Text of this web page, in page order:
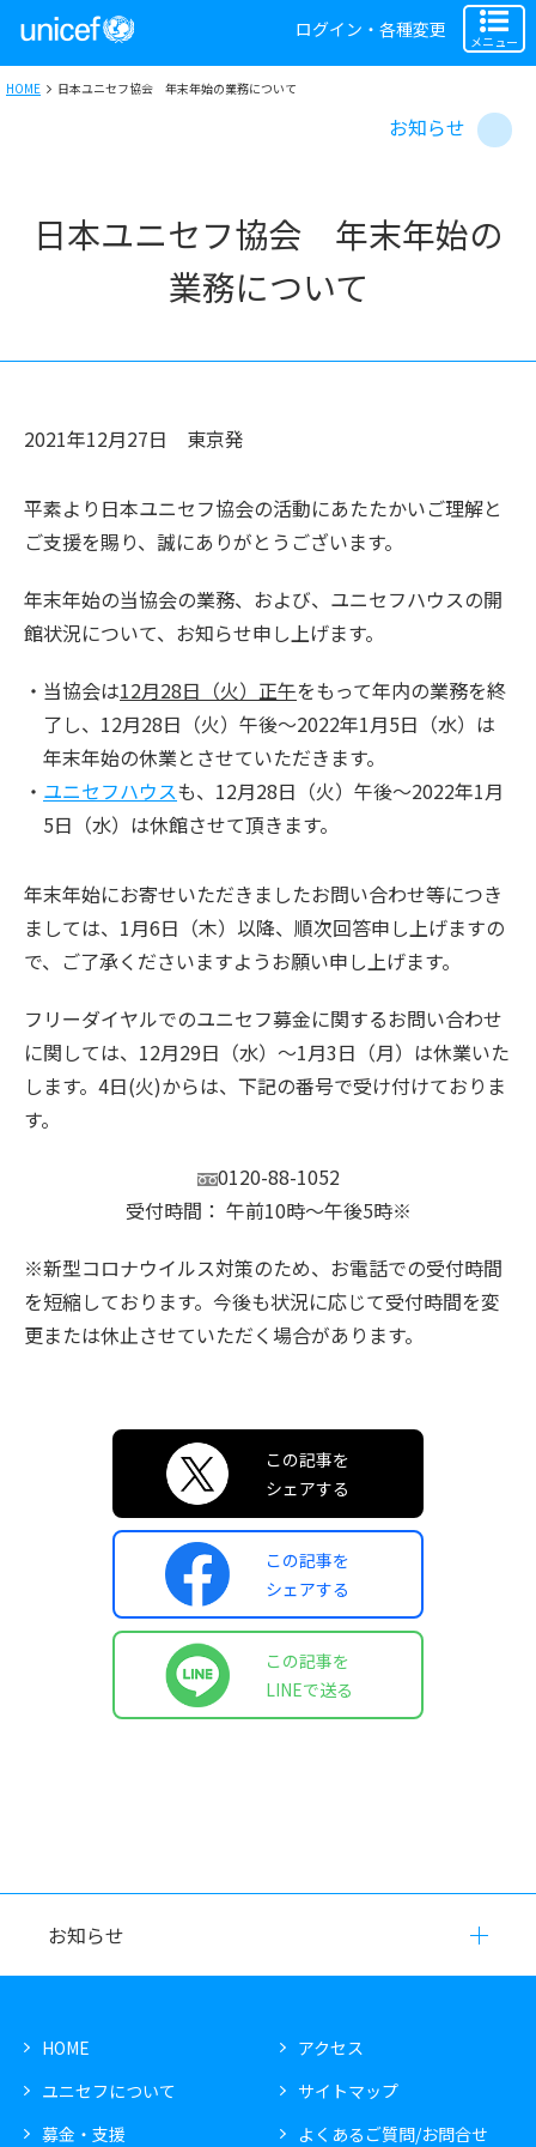
ログイン・各種変更
メニュー
HOME 日本ユニセフ協会 年末年始の業務について
お知らせ
日本ユニセフ協会 年末年始の
業務について
2021年12月27日 東京発
平素より日本ユニセフ協会の活動にあたたかいご理解と
ご支援を賜り、誠にありがとうございます。
年末年始の当協会の業務、および、ユニセフハウスの開
館状況について、お知らせ申し上げます。
当協会は12月28日（火）正午をもって年内の業務を終
了し、12月28日（火）午後～2022年1月5日（水）は
年末年始の休業とさせていただきます。
ユニセフハウスも、12月28日（火）午後～2022年1月
5日（水）は休館させて頂きます。
年末年始にお寄せいただきましたお問い合わせ等につき
ましては、1月6日（木）以降、順次回答申し上げますの
で、ご了承くださいますようお願い申し上げます。
フリーダイヤルでのユニセフ募金に関するお問い合わせ
に関しては、12月29日（水）～1月3日（月）は休業いた
します。4日(火)からは、下記の番号で受け付けておりま
す。
0120-88-1052
受付時間： 午前10時〜午後5時※
※新型コロナウイルス対策のため、お電話での受付時間
を短縮しております。今後も状況に応じて受付時間を変
更または休止させていただく場合があります。
この記事を
シェアする
この記事を
シェアする
この記事を
LINEで送る
お知らせ
HOME
ユニセフについて
募金・支援
アクセス
サイトマップ
よくあるご質問/お問合せ